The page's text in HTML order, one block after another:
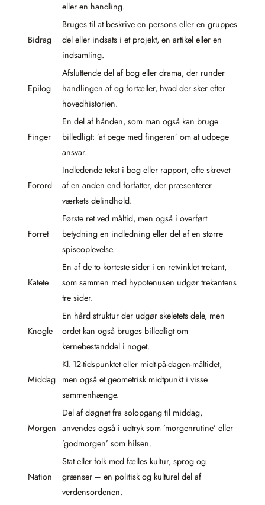
eller en handling.
Bidrag
Bruges til at beskrive en persons eller en gruppes
del eller indsats i et projekt, en artikel eller en
indsamling.
Epilog
Afsluttende del af bog eller drama, der runder
handlingen af og fortæller, hvad der sker efter
hovedhistorien.
Finger
En del af hånden, som man også kan bruge
billedligt: ’at pege med fingeren’ om at udpege
ansvar.
Forord
Indledende tekst i bog eller rapport, ofte skrevet
af en anden end forfatter, der præsenterer
værkets delindhold.
Forret
Første ret ved måltid, men også i overført
betydning en indledning eller del af en større
spiseoplevelse.
Katete
En af de to korteste sider i en retvinklet trekant,
som sammen med hypotenusen udgør trekantens
tre sider.
Knogle
En hård struktur der udgør skeletets dele, men
ordet kan også bruges billedligt om
kernebestanddel i noget.
Middag
Kl. 12-tidspunktet eller midt-på-dagen-måltidet,
men også et geometrisk midtpunkt i visse
sammenhænge.
Morgen
Del af døgnet fra solopgang til middag,
anvendes også i udtryk som ’morgenrutine’ eller
’godmorgen’ som hilsen.
Nation
Stat eller folk med fælles kultur, sprog og
grænser – en politisk og kulturel del af
verdensordenen.